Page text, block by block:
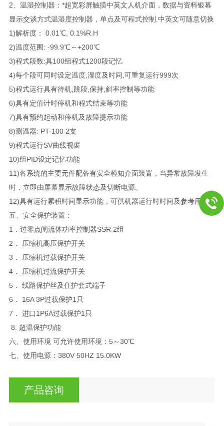
2、温湿控制器：*超宽彩屏触摸中英文人机介面，数据与资料银幕
显示交谈方式温湿度控制器，单点及可程式控制.中英文可随意切换
1)解析度： 0.01℃, 0.1%R.H
2)温度范围: -99.9℃～+200℃
3)程式段数:具100组程式1200段记忆
4)每个段可同时设定温度,湿度及时间,可重复运行999次
5)程式运行具有待机,跳段,保持,斜率控制等功能
6)具有定值计时停机和程式结束等功能
7)具有预约起动和停机及故障提示功能
8)测温器: PT-100 2支
9)程式运行SV曲线视窗
10)组PID设定记忆功能
11)各系统的主要元件配备有安全检知介面装置，当异常故障发生
时，立即由屏幕显示故障状态及切断电源。
12)具有运行累积时间显示功能，可供机器运行时时间及参考用。
五、安全保护装置：
1．过零点闸流体功率控制器SSR 2组
2． 压缩机高压保护开关
3． 压缩机过载保护开关
4． 压缩机过流保护开关
5． 线路保护丝及住护套式端子
6． 16A 3P过载保护1只
7． 进口1P6A过载保护1只
8. 超温保护功能
六、使用环境 可允许使用环境：5～30℃
七、使用电源：380V 50HZ 15.0KW
产品咨询